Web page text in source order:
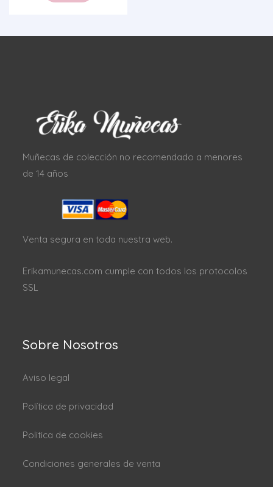
Muñecas de colección no recomendado a menores
de 14 años
Venta segura en toda nuestra web.
Erikamunecas.com cumple con todos los protocolos
SSL
Sobre Nosotros
Aviso legal
Política de privacidad
Politica de cookies
Condiciones generales de venta